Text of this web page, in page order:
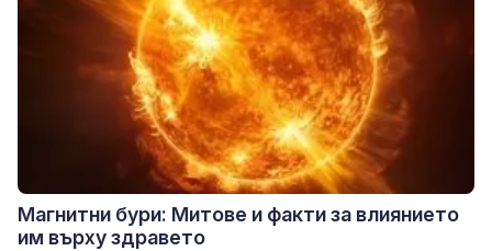
Магнитни бури: Митове и факти за влиянието
им върху здравето